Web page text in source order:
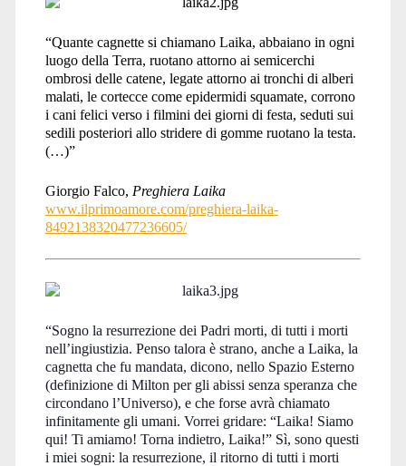
“Quante cagnette si chiamano Laika, abbaiano in ogni
luogo della Terra, ruotano attorno ai semicerchi
ombrosi delle catene, legate attorno ai tronchi di alberi
malati, le cortecce come epidermidi squamate, corrono
i cani felici verso i filmini dei giorni di festa, seduti sui
sedili posteriori allo stridere di gomme ruotano la testa.
(…)”
Giorgio Falco, Preghiera Laika
www.ilprimoamore.com/preghiera-laika-
8492138320477236605/
“Sogno la resurrezione dei Padri morti, di tutti i morti
nell’ingiustizia. Penso talora è strano, anche a Laika, la
cagnetta che fu mandata, dicono, nello Spazio Esterno
(definizione di Milton per gli abissi senza speranza che
circondano l’Universo), e che forse avrà chiamato
infinitamente gli umani. Vorrei gridare: “Laika! Siamo
qui! Ti amiamo! Torna indietro, Laika!” Sì, sono questi
i miei sogni: la resurrezione, il ritorno di tutti i morti